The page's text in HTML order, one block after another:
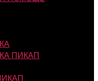
ПИКАП